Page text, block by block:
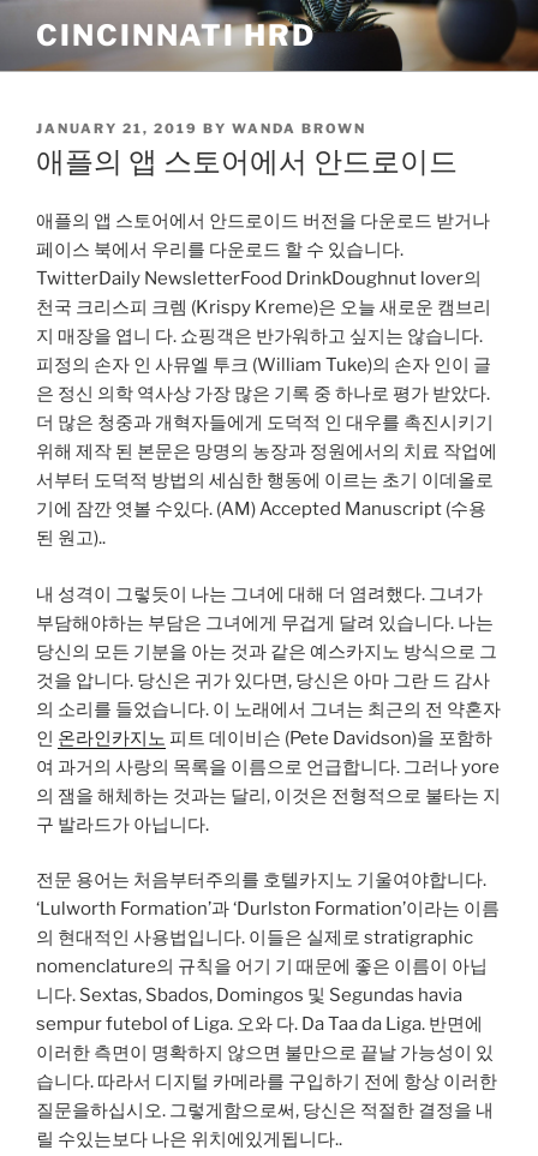
content
CINCINNATI HRD
POSTED
ON
JANUARY 21, 2019 BY WANDA BROWN
애플의 앱 스토어에서 안드로이드
애플의 앱 스토어에서 안드로이드 버전을 다운로드 받거나
페이스 북에서 우리를 다운로드 할 수 있습니다.
TwitterDaily NewsletterFood DrinkDoughnut lover의
천국 크리스피 크렘 (Krispy Kreme)은 오늘 새로운 캠브리
지 매장을 엽니 다. 쇼핑객은 반가워하고 싶지는 않습니다.
피정의 손자 인 사뮤엘 투크 (William Tuke)의 손자 인이 글
은 정신 의학 역사상 가장 많은 기록 중 하나로 평가 받았다.
더 많은 청중과 개혁자들에게 도덕적 인 대우를 촉진시키기
위해 제작 된 본문은 망명의 농장과 정원에서의 치료 작업에
서부터 도덕적 방법의 세심한 행동에 이르는 초기 이데올로
기에 잠깐 엿볼 수있다. (AM) Accepted Manuscript (수용
된 원고)..
내 성격이 그렇듯이 나는 그녀에 대해 더 염려했다. 그녀가
부담해야하는 부담은 그녀에게 무겁게 달려 있습니다. 나는
당신의 모든 기분을 아는 것과 같은 예스카지노 방식으로 그
것을 압니다. 당신은 귀가 있다면, 당신은 아마 그란 드 감사
의 소리를 들었습니다. 이 노래에서 그녀는 최근의 전 약혼자
인 온라인카지노 피트 데이비슨 (Pete Davidson)을 포함하
여 과거의 사랑의 목록을 이름으로 언급합니다. 그러나 yore
의 잼을 해체하는 것과는 달리, 이것은 전형적으로 불타는 지
구 발라드가 아닙니다.
전문 용어는 처음부터주의를 호텔카지노 기울여야합니다.
‘Lulworth Formation’과 ‘Durlston Formation’이라는 이름
의 현대적인 사용법입니다. 이들은 실제로 stratigraphic
nomenclature의 규칙을 어기 기 때문에 좋은 이름이 아닙
니다. Sextas, Sbados, Domingos 및 Segundas havia
sempur futebol of Liga. 오와 다. Da Taa da Liga. 반면에
이러한 측면이 명확하지 않으면 불만으로 끝날 가능성이 있
습니다. 따라서 디지털 카메라를 구입하기 전에 항상 이러한
질문을하십시오. 그렇게함으로써, 당신은 적절한 결정을 내
릴 수있는보다 나은 위치에있게됩니다..